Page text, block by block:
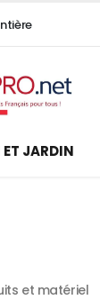
JARDIN
et matériel